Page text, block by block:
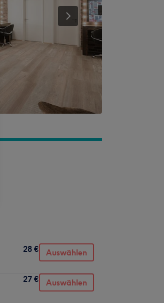
28 € Auswählen
27 € Auswählen